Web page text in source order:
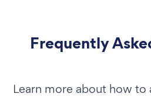
Frequently
Learn more about how to